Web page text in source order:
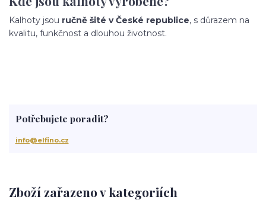
Kalhoty jsou ručně šité v České republice, s důrazem na
kvalitu, funkčnost a dlouhou životnost.
Zboží zařazeno v kategoriích
Potřebujete poradit?
info@elfino.cz